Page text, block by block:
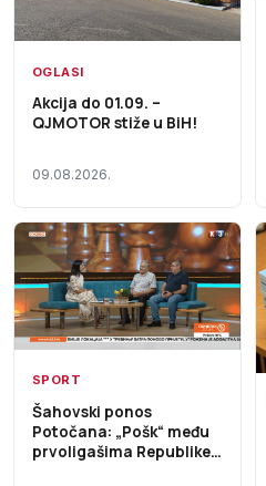
OGLASI
Akcija do 01.09. –
QJMOTOR stiže u BiH!
09.08.2026.
SPORT
Šahovski ponos
Potočana: „Pošk“ među
prvoligašima Republike